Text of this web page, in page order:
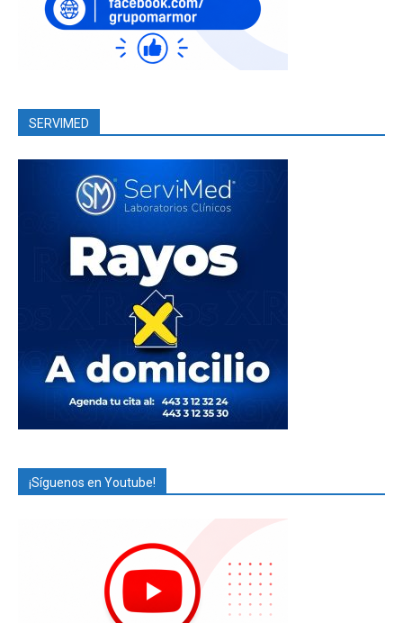
SERVIMED
¡Síguenos en Youtube!